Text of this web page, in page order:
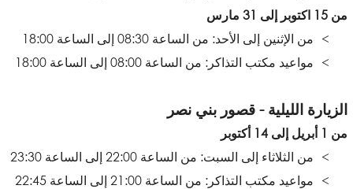
من 15 اكتوبر إلى 31 مارس
من الإثنين إلى الأحد: من الساعة 08:30 إلى الساعة 18:00
مواعيد مكتب التذاكر: من الساعة 08:00 إلى الساعة 18:00
الزيارة الليلية - قصور بني نصر
من 1 أبريل إلى 14 أكتوبر
من الثلاثاء إلى السبت: من الساعة 22:00 إلى الساعة 23:30
مواعيد مكتب التذاكر: من الساعة 21:00 إلى الساعة 22:45